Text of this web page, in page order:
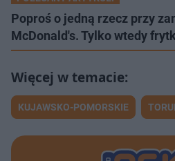
Poproś o jedną rzecz przy
McDonald's. Tylko wtedy
KUJAWSKO-POMORSKIE